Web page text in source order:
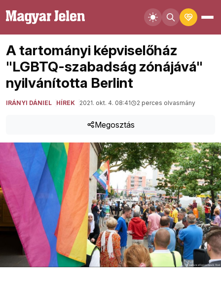
A tartományi képviselőház
"LGBTQ-szabadság zónájává"
nyilvánította Berlint
IRÁNYI DÁNIEL HÍREK 2021. okt. 4. 08:41 2 perces olvasmány
Megosztás